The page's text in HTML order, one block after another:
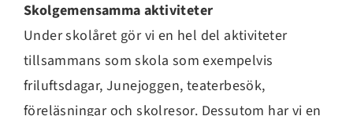
Skolgemensamma aktiviteter
Under skolåret gör vi en hel del aktiviteter
tillsammans som skola som exempelvis
friluftsdagar, Junejoggen, teaterbesök,
föreläsningar och skolresor. Dessutom har vi en